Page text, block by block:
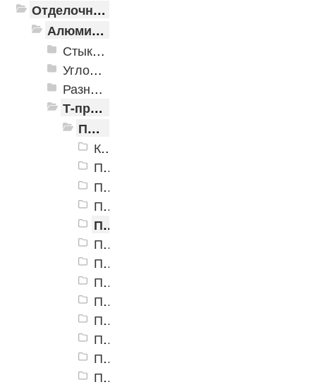
Отделочные профили
Алюминиевые пороги
Стыкоперекрывающие алюминиевые пороги
Угловые алюминиевые пороги
Разноуровневые алюминиевые профили
Т-профиль
Пороги алюминиевые ПС-09 13 мм, Т-образные, гнущиеся
Крепеж ПС-09
Пороги алюминиевые ПС-09 13 мм, анод люкс бронза
Пороги алюминиевые ПС-09 13 мм, анод люкс золото
Пороги алюминиевые ПС-09 13 мм, анод люкс серебро
Пороги алюминиевые ПС-09 13 мм, антик медь
Пороги алюминиевые ПС-09 13 мм, антик серебро
Пороги алюминиевые ПС-09 13 мм, бамбук
Пороги алюминиевые ПС-09 13 мм, без покрытия
Пороги алюминиевые ПС-09 13 мм, бук
Пороги алюминиевые ПС-09 13 мм, бук кантри
Пороги алюминиевые ПС-09 13 мм, бук натуральный
Пороги алюминиевые ПС-09 13 мм, венге
Пороги алюминиевые ПС-09 13 мм, вишня